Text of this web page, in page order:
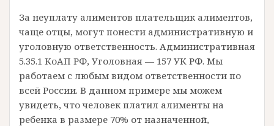
За неуплату алиментов плательщик алиментов,
чаще отцы, могут понести административную и
уголовную ответственность. Административная
5.35.1 КоАП РФ, Уголовная — 157 УК РФ. Мы
работаем с любым видом ответственности по
всей России. В данном примере мы можем
увидеть, что человек платил алименты на
ребенка в размере 70% от назначенной,